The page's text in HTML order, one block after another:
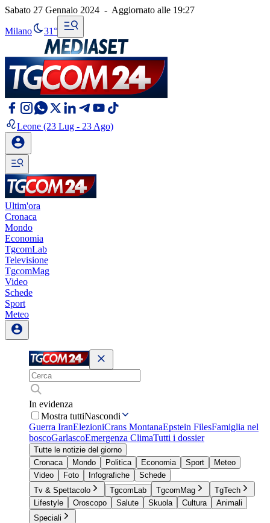
Sabato 27 Gennaio 2024 - Aggiornato alle 19:27
Milano 31°
Leone (23 Lug - 23 Ago)
Ultim'ora
Cronaca
Mondo
Economia
TgcomLab
Televisione
TgcomMag
Video
Schede
Sport
Meteo
In evidenza
Mostra tuttiNascondi
Guerra IranElezioniCrans MontanaEpstein FilesFamiglia nel
boscoGarlascoEmergenza ClimaTutti i dossier
Tutte le notizie del giorno
Cronaca
Mondo Politica Economia Sport
Meteo
Video
Foto Infografiche
Schede
Tv & Spettacolo
TgcomLab TgcomMag
TgTech
Lifestyle
Oroscopo Salute Skuola Cultura
Animali
Speciali